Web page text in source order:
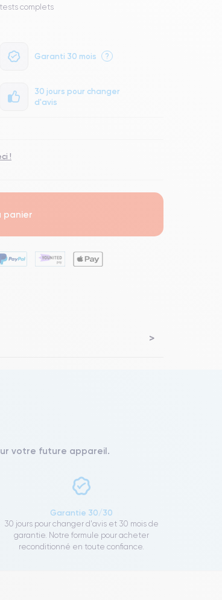
vos Options
complets
Garanti 30 mois ?
30 jours pour changer
d'avis
!
panier
votre future appareil.
Garantie 30/30
30 jours pour changer d'avis et 30 mois de
garantie. Notre formule pour acheter
reconditionné en toute confiance.